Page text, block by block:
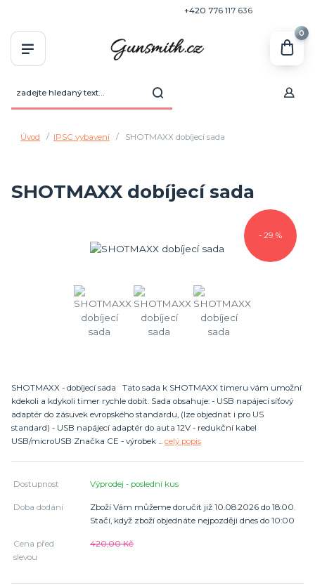
+420 776 117 636
0
Úvod IPSC vybavení SHOTMAXX dobíjecí sada
SHOTMAXX dobíjecí sada
- 29 %
SHOTMAXX - dobíjecí sada Tato sada k SHOTMAXX timeru vám umožní
kdekoli a kdykoli timer rychle dobít. Sada obsahuje: - USB napájecí síťový
adaptér do zásuvek evropského standardu, (lze objednat i pro US
standard) - USB napájecí adaptér do auta 12V - redukční kabel
USB/microUSB Značka CE - výrobek ... celý popis
Dostupnost Výprodej - poslední kus
Doba dodání
Zboží Vám můžeme doručit již 10.08.2026 do 18:00.
Stačí, když zboží objednáte nejpozději dnes do 10:00
Cena před
slevou
420,00 Kč